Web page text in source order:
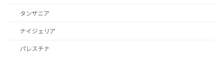
タンザニア
ナイジェリア
パレスチナ